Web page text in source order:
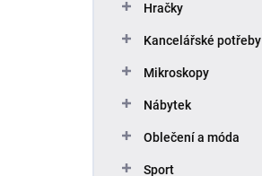
Hračky
Kancelářské potřeby
Mikroskopy
Nábytek
Oblečení a móda
Sport